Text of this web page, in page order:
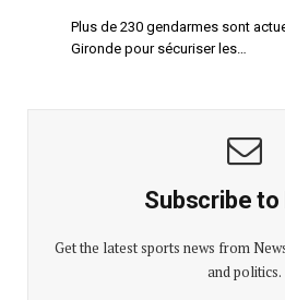
Plus de 230 gendarmes sont
Gironde pour sécuriser les…
Subscribe to
Get the latest sports news from
and politics.